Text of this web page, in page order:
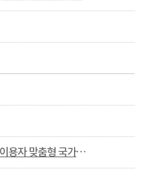
인공지능(AI) 기반 이용자 맞춤형 국가통계포털 통계표 생성 시범 서비스 안내